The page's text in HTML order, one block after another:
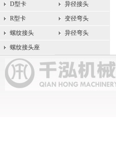
D型卡 异径接头
R型卡 变径弯头
螺纹接头 异径弯头
螺纹接头座